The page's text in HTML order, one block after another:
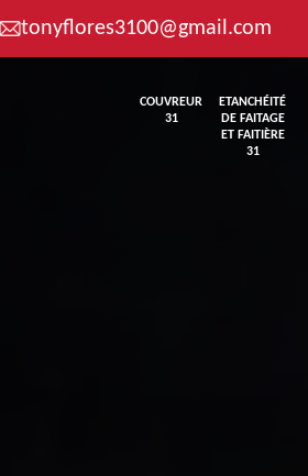
tonyflores3100@gmail.com
COUVREUR
31
ETANCHÉITÉ
DE FAITAGE
ET FAITIÈRE
31